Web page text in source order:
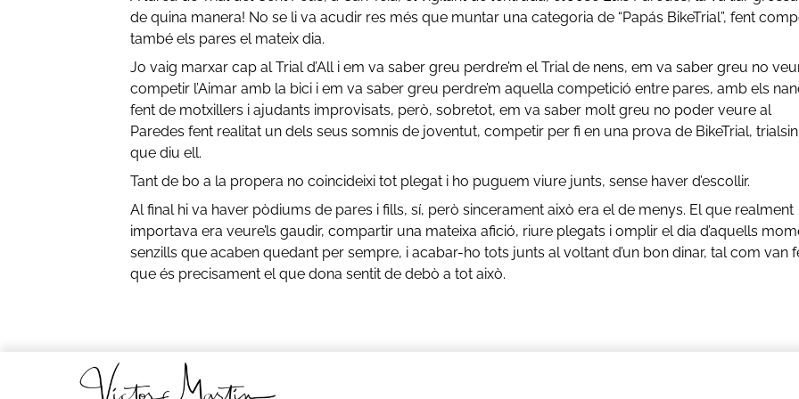
de quina manera! No se li va acudir res més que muntar una categoria de “Papás BikeTrial”, fent
també els pares el mateix dia.
Jo vaig marxar cap al Trial d’All i em va saber greu perdre’m el Trial de nens, em va saber greu no
competir l’Aimar amb la bici i em va saber greu perdre’m aquella competició entre pares, amb els
fent de motxillers i ajudants improvisats, però, sobretot, em va saber molt greu no poder veure al
Paredes fent realitat un dels seus somnis de joventut, competir per fi en una prova de BikeTrial, trialsin
que diu ell.
Tant de bo a la propera no coincideixi tot plegat i ho puguem viure junts, sense haver d’escollir.
Al final hi va haver pòdiums de pares i fills, sí, però sincerament això era el de menys. El que realment
importava era veure’ls gaudir, compartir una mateixa afició, riure plegats i omplir el dia d’aquells
senzills que acaben quedant per sempre, i acabar-ho tots junts al voltant d’un bon dinar, tal com van
que és precisament el que dona sentit de debò a tot això.